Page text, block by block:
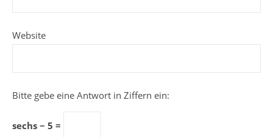
Website
Bitte gebe eine Antwort in Ziffern ein:
sechs − 5 =